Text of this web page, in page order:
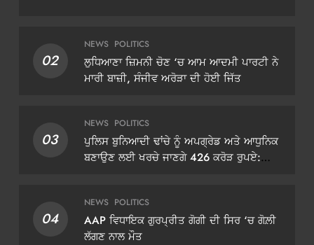
02
NEWS POLITICS
ਲੁਧਿਆਣਾ ਜ਼ਿਮਨੀ ਚੋਣ ‘ਚ ਆਮ ਆਦਮੀ ਪਾਰਟੀ ਨੇ
ਮਾਰੀ ਬਾਜ਼ੀ, ਸੰਜੀਵ ਅਰੋੜਾ ਦੀ ਹੋਈ ਜਿੱਤ
03
NEWS POLITICS
ਪੁਲਿਸ ਬੁਨਿਆਦੀ ਢਾਂਚੇ ਨੂੰ ਅਪਗ੍ਰੇਡ ਅਤੇ ਆਧੁਨਿਕ
ਬਣਾਉਣ ਲਈ ਖਰਚੇ ਜਾਣਗੇ 426 ਕਰੋੜ ਰੁਪਏ:
04
NEWS POLITICS
AAP ਵਿਧਾਇਕ ਗੁਰਪ੍ਰੀਤ ਗੋਗੀ ਦੀ ਸਿਰ ‘ਚ ਗੋਲ਼ੀ
ਲੱਗਣ ਨਾਲ ਮੌਤ